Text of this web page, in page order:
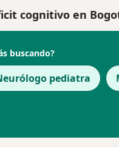
cognitivo en
buscando?
pediatra